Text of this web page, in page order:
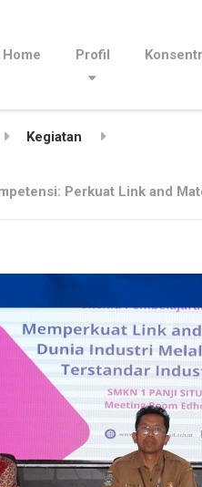
Home Profil
Kegiatan
Perkuat Link and